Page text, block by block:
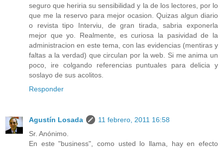
seguro que heriria su sensibilidad y la de los lectores, por lo
que me la reservo para mejor ocasion. Quizas algun diario
o revista tipo Interviu, de gran tirada, sabria exponerla
mejor que yo. Realmente, es curiosa la pasividad de la
administracion en este tema, con las evidencias (mentiras y
faltas a la verdad) que circulan por la web. Si me anima un
poco, ire colgando referencias puntuales para delicia y
soslayo de sus acolitos.
Responder
Agustín Losada
11 febrero, 2011 16:58
Sr. Anónimo.
En este "business", como usted lo llama, hay en efecto